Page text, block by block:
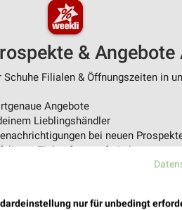
& Angebote
Schuhe Filialen & Öffnungszeiten in
Angebote
Lieblingshändler
bei neuen
- Einkauf stressfrei planen
nur für unbedingt